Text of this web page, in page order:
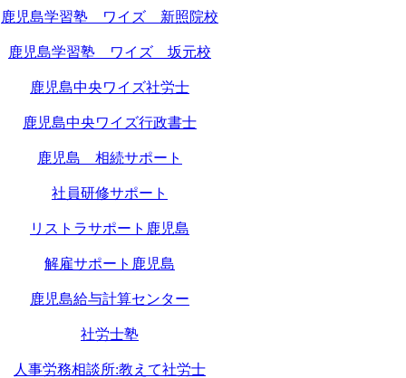
鹿児島学習塾 ワイズ 新照院校
鹿児島学習塾 ワイズ 坂元校
鹿児島中央ワイズ社労士
鹿児島中央ワイズ行政書士
鹿児島 相続サポート
社員研修サポート
リストラサポート鹿児島
解雇サポート鹿児島
鹿児島給与計算センター
社労士塾
人事労務相談所:教えて社労士